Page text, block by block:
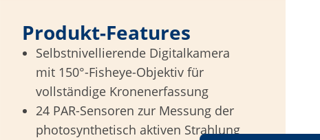
Produkt-Features
Selbstnivellierende Digitalkamera
mit 150°-Fisheye-Objektiv für
vollständige Kronenerfassung
24 PAR-Sensoren zur Messung der
photosynthetisch aktiven Strahlung